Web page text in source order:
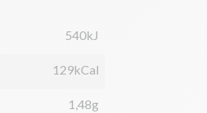
540kJ
129kCal
1,48g